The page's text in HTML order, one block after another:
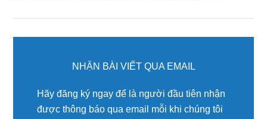
NHẬN BÀI VIẾT QUA EMAIL
Hãy đăng ký ngay để là người đầu tiên nhận
được thông báo qua email mỗi khi chúng tôi